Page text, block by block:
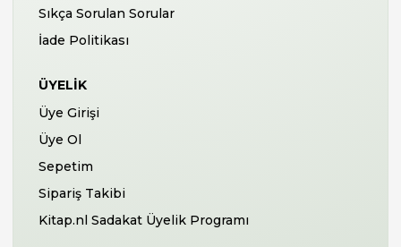
Sıkça Sorulan Sorular
İade Politikası
ÜYELIK
Üye Girişi
Üye Ol
Sepetim
Sipariş Takibi
Kitap.nl Sadakat Üyelik Programı